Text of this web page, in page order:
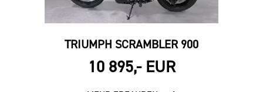
TRIUMPH SCRAMBLER 900
10 895,- EUR